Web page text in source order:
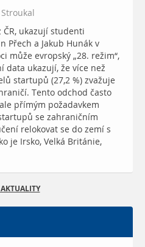
ukazují studenti
Přech a Jakub Hunák v
může evropský „28. režim“,
data ukazují, že více než
startupů (27,2 %) zvažuje
Tento odchod často
přímým požadavkem
se zahraničním
relokovat se do zemí s
je Irsko, Velká Británie,